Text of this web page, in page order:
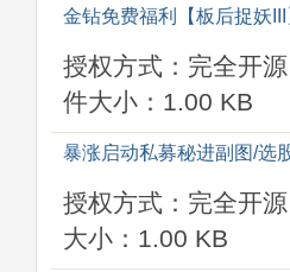
金钻免费福利【板后捉妖
授权方式：完全开源
件大小：1.00 KB
暴涨启动私募秘进副图/选
授权方式：完全开源
大小：1.00 KB